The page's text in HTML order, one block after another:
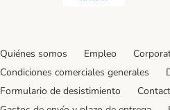
Quiénes somos Empleo
Condiciones comerciales generales
Formulario de desistimiento